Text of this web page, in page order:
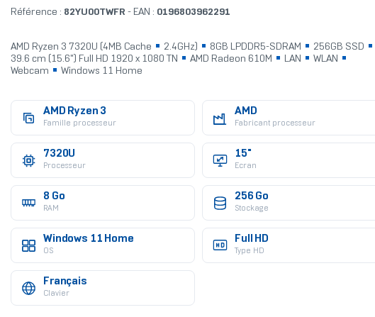
Référence : 82YU00TWFR - EAN : 0196803962291
AMD Ryzen 3 7320U (4MB Cache 2.4GHz) 8GB LPDDR5-SDRAM
256GB SSD
39.6 cm (15.6") Full HD 1920 x 1080 TN
AMD Radeon 610M LAN
WLAN
Webcam
Windows 11 Home
AMD Ryzen 3
Famille processeur
AMD
Fabricant processeur
7320U
Processeur
15"
Ecran
8 Go
RAM
256 Go
Stockage
Windows 11 Home
OS
Full HD
Type HD
Français
Clavier